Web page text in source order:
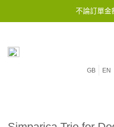
不論訂單金
GB EN